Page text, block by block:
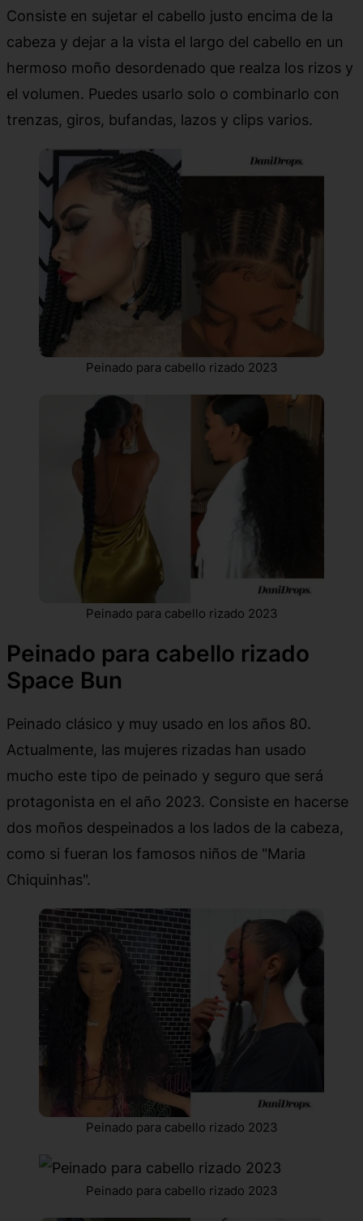
Consiste en sujetar el cabello justo encima de la
cabeza y dejar a la vista el largo del cabello en un
hermoso moño desordenado que realza los rizos y
el volumen. Puedes usarlo solo o combinarlo con
trenzas, giros, bufandas, lazos y clips varios.
Peinado para cabello rizado 2023
Peinado para cabello rizado 2023
Peinado para cabello rizado
Space Bun
Peinado clásico y muy usado en los años 80.
Actualmente, las mujeres rizadas han usado
mucho este tipo de peinado y seguro que será
protagonista en el año 2023. Consiste en hacerse
dos moños despeinados a los lados de la cabeza,
como si fueran los famosos niños de "Maria
Chiquinhas".
Peinado para cabello rizado 2023
Peinado para cabello rizado 2023